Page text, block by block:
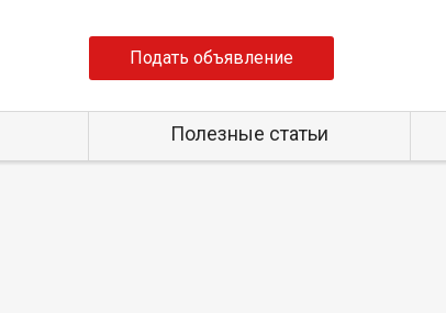
Подать объявление
Полезные статьи